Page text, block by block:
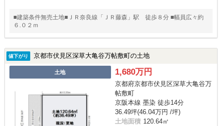
■建築条件無売土地■ＪＲ奈良線「ＪＲ藤森」駅 徒歩８分 ■幅員広々約
６.０２ｍ
値下がり 京都市伏見区深草大亀谷万帖敷町の土地
土地 1,680万円
京都府京都市伏見区深草大亀谷万
帖敷町
京阪本線 墨染 徒歩14分
36.49坪(46.04万円 /坪)
土地面積 120.64㎡